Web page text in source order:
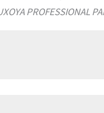
PROFESSIONAL